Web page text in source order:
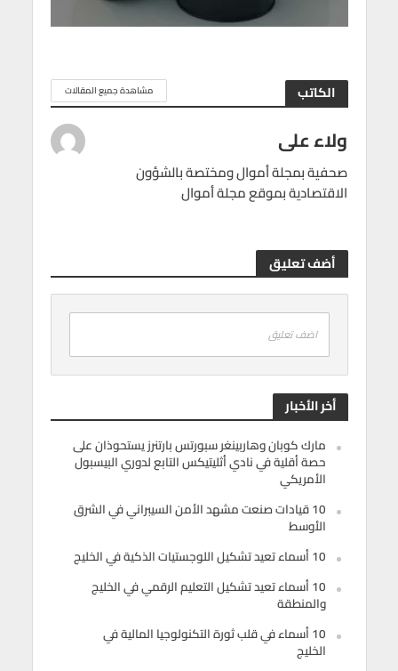
الكاتب مشاهدة جميع المقالات
ولاء على
صحفية بمجلة أموال ومختصة بالشؤون
الاقتصادية بموقع مجلة أموال
أضف تعليق
اضف تعليق
أخر الأخبار
مارك كوبان وهاربينغر سبورتس بارتنرز يستحوذان على
حصة أقلية في نادي أثليتيكس التابع لدوري البيسبول
الأمريكي
10 قيادات صنعت مشهد الأمن السيبراني في الشرق
الأوسط
10 أسماء تعيد تشكيل اللوجستيات الذكية في الخليج
10 أسماء تعيد تشكيل التعليم الرقمي في الخليج
والمنطقة
10 أسماء في قلب ثورة التكنولوجيا المالية في
الخليج